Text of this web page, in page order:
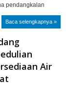
pendangkalan
Baca selengkapnya »
Air